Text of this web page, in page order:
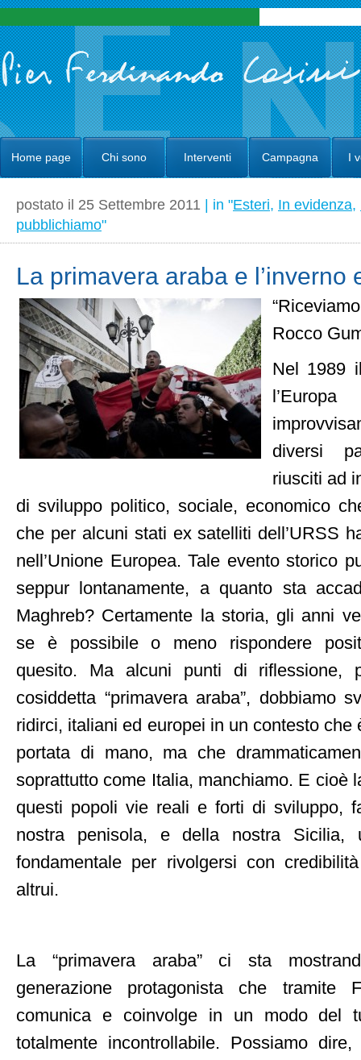
Home page Chi sono Interventi Campagna I
postato il 25 Settembre 2011 | in "Esteri, In evidenza,
pubblichiamo"
La primavera araba e l’inverno
Rocco
Nel 1989
diversi
riusciti ad
di sviluppo politico, sociale, economico
che per alcuni stati ex satelliti dell’URSS
nell’Unione Europea. Tale evento storico
seppur lontanamente, a quanto sta
Maghreb? Certamente la storia, gli anni
se è possibile o meno rispondere
quesito. Ma alcuni punti di riflessione,
cosiddetta “primavera araba”, dobbiamo
ridirci, italiani ed europei in un contesto che
portata di mano, ma che
soprattutto come Italia, manchiamo. E cioè
questi popoli vie reali e forti di sviluppo,
nostra penisola, e della nostra Sicilia,
fondamentale per rivolgersi con
altrui.
La “primavera araba” ci sta
generazione protagonista che tramite
comunica e coinvolge in un modo del
totalmente incontrollabile. Possiamo